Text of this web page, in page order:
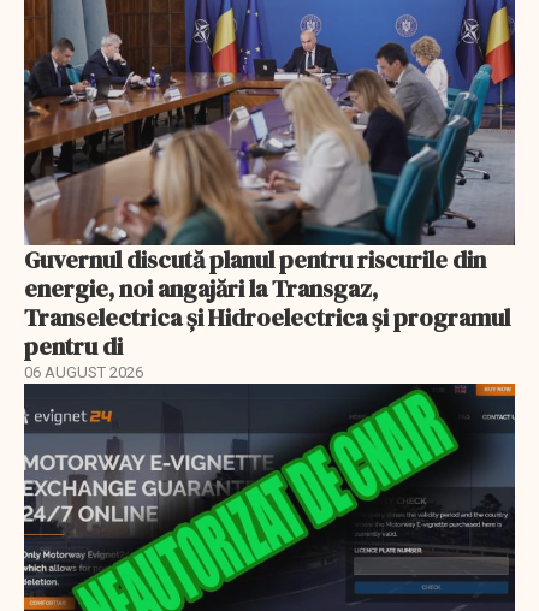
Guvernul discută planul pentru riscurile din
energie, noi angajări la Transgaz,
Transelectrica și Hidroelectrica și programul
pentru di
06 AUGUST 2026